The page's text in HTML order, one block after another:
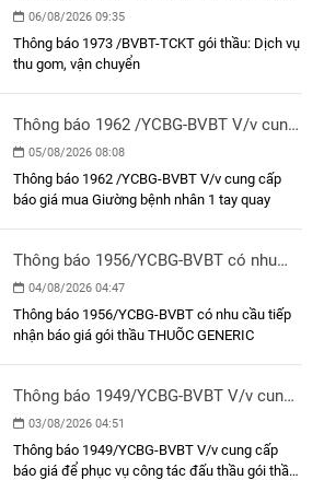
Dịch vụ thu gom, vận chuyển
06/08/2026 09:35
Thông báo 1973 /BVBT-TCKT gói thầu: Dịch vụ
thu gom, vận chuyển
Thông báo 1962 /YCBG-BVBT V/v cung
cấp báo giá mua Giường bệnh nhân 1
tay quay
05/08/2026 08:08
Thông báo 1962 /YCBG-BVBT V/v cung cấp
báo giá mua Giường bệnh nhân 1 tay quay
Thông báo 1956/YCBG-BVBT có nhu
cầu tiếp nhận báo giá gói thầu THUÕC
GENERIC
04/08/2026 04:47
Thông báo 1956/YCBG-BVBT có nhu cầu tiếp
nhận báo giá gói thầu THUÕC GENERIC
Thông báo 1949/YCBG-BVBT V/v cung
cấp báo giá để phục vụ công tác đấu
thầu gói thầu: Làm vách ngăn phòng
tiêm chủng và khung, cửa khu vực tiêm
03/08/2026 04:51
Thông báo 1949/YCBG-BVBT V/v cung cấp
báo giá để phục vụ công tác đấu thầu gói thầu: